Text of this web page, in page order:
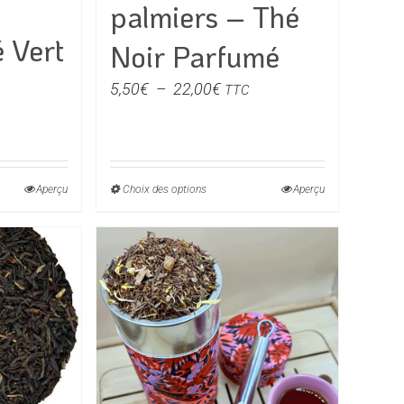
Vert
Aperçu
palmiers – Thé
Noir Parfumé
5,50€ – 22,00€Plage
5,50€
TTC
Choix des optionsCe
plusieurs
variations.
Les
options
peuvent
être
Aperçu